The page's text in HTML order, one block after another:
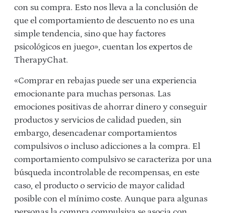
con su compra. Esto nos lleva a la conclusión de
que el comportamiento de descuento no es una
simple tendencia, sino que hay factores
psicológicos en juego», cuentan los expertos de
TherapyChat.
«Comprar en rebajas puede ser una experiencia
emocionante para muchas personas. Las
emociones positivas de ahorrar dinero y conseguir
productos y servicios de calidad pueden, sin
embargo, desencadenar comportamientos
compulsivos o incluso adicciones a la compra. El
comportamiento compulsivo se caracteriza por una
búsqueda incontrolable de recompensas, en este
caso, el producto o servicio de mayor calidad
posible con el mínimo coste. Aunque para algunas